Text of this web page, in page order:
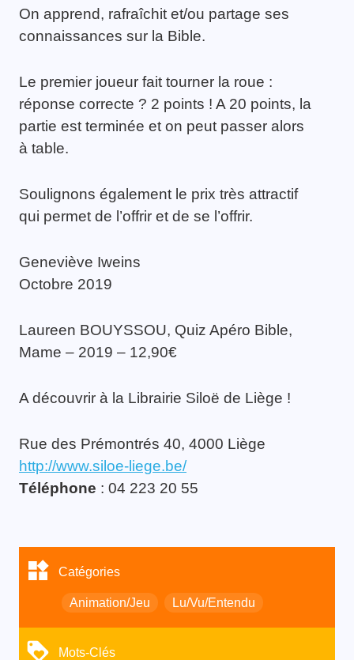
On apprend, rafraîchit et/ou partage ses
connaissances sur la Bible.
Le premier joueur fait tourner la roue :
réponse correcte ? 2 points ! A 20 points, la
partie est terminée et on peut passer alors
à table.
Soulignons également le prix très attractif
qui permet de l’offrir et de se l’offrir.
Geneviève Iweins
Octobre 2019
Laureen BOUYSSOU, Quiz Apéro Bible,
Mame – 2019 – 12,90€
A découvrir à la Librairie Siloë de Liège !
Rue des Prémontrés 40, 4000 Liège
http://www.siloe-liege.be/
Téléphone : 04 223 20 55
Catégories
Animation/Jeu Lu/Vu/Entendu
Mots-Clés